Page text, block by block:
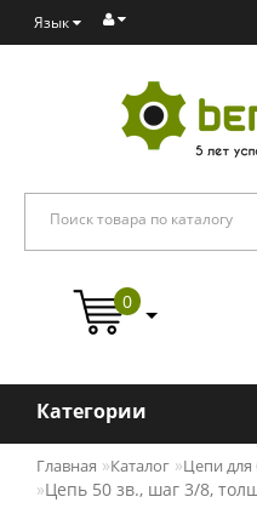
Язык
0
Категории
Главная Каталог Цепи для
Цепь 50 зв., шаг 3/8,